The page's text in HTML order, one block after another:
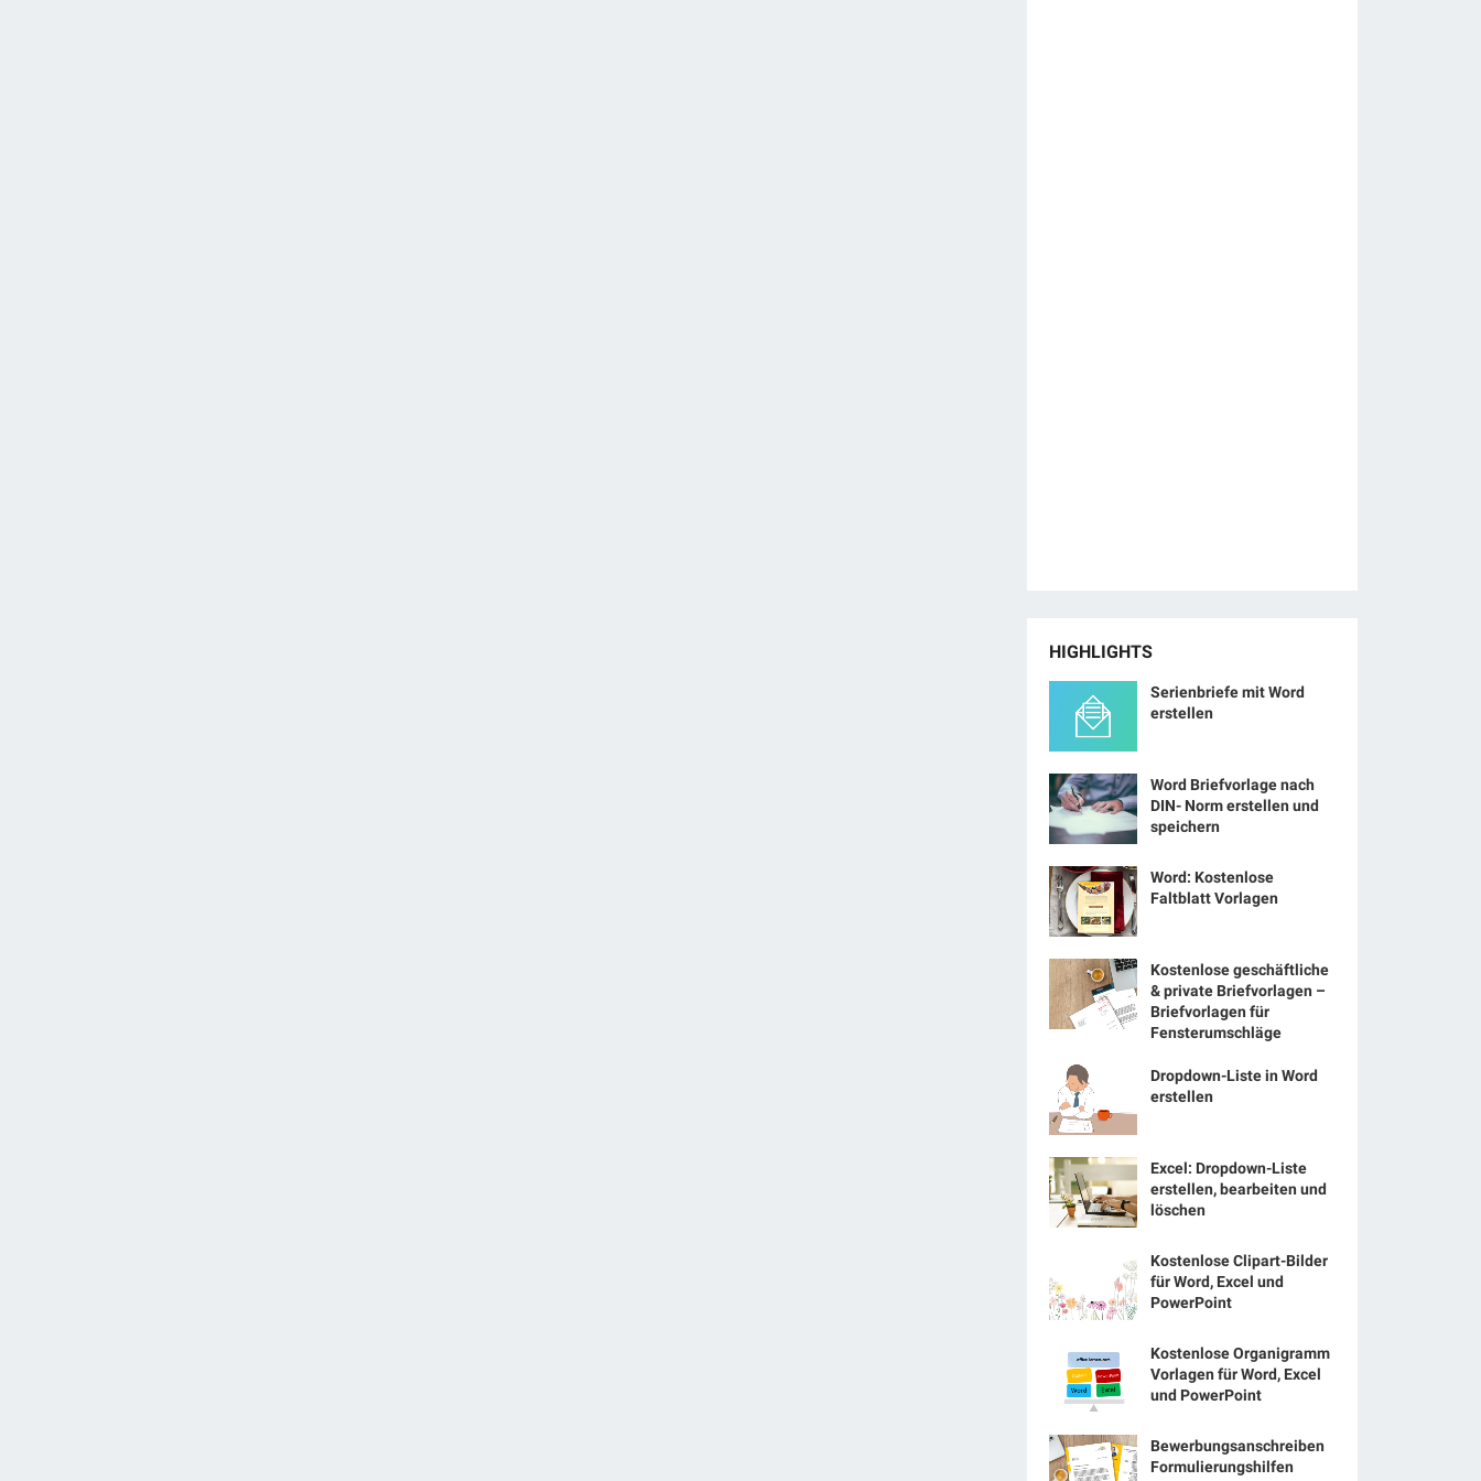
HIGHLIGHTS
Serienbriefe mit Word
erstellen
Word Briefvorlage nach
DIN- Norm erstellen und
speichern
Word: Kostenlose
Faltblatt Vorlagen
Kostenlose geschäftliche
& private Briefvorlagen –
Briefvorlagen für
Fensterumschläge
Dropdown-Liste in Word
erstellen
Excel: Dropdown-Liste
erstellen, bearbeiten und
löschen
Kostenlose Clipart-Bilder
für Word, Excel und
PowerPoint
Kostenlose Organigramm
Vorlagen für Word, Excel
und PowerPoint
Bewerbungsanschreiben
Formulierungshilfen